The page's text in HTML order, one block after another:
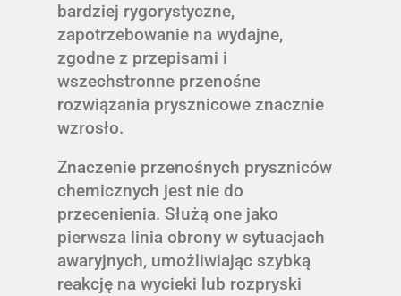
bardziej rygorystyczne,
zapotrzebowanie na wydajne,
zgodne z przepisami i
wszechstronne przenośne
rozwiązania prysznicowe znacznie
wzrosło.
Znaczenie przenośnych pryszniców
chemicznych jest nie do
przecenienia. Służą one jako
pierwsza linia obrony w sytuacjach
awaryjnych, umożliwiając szybką
reakcję na wycieki lub rozpryski